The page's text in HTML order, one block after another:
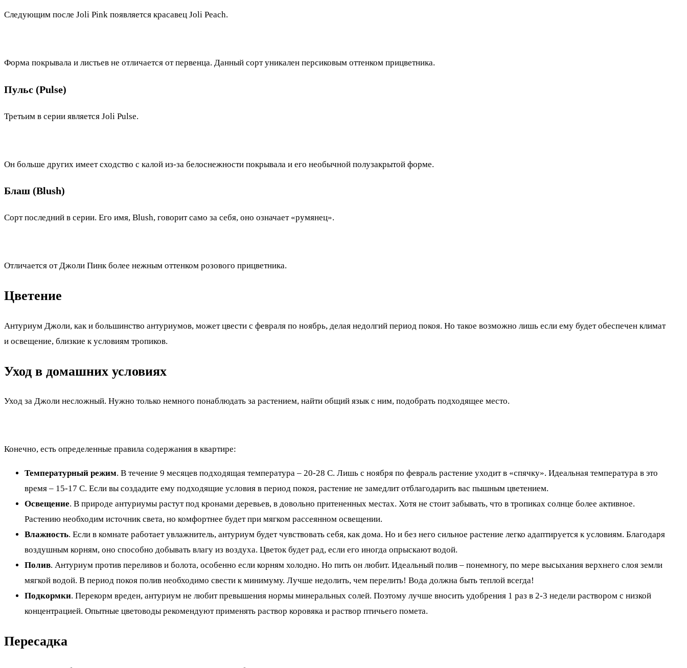
Следующим после Joli Pink появляется красавец Joli Peach.
Форма покрывала и листьев не отличается от первенца. Данный сорт уникален персиковым оттенком прицветника.
Пульс (Pulse)
Третьим в серии является Joli Pulse.
Он больше других имеет сходство с калой из-за белоснежности покрывала и его необычной полузакрытой форме.
Блаш (Blush)
Сорт последний в серии. Его имя, Blush, говорит само за себя, оно означает «румянец».
Отличается от Джоли Пинк более нежным оттенком розового прицветника.
Цветение
Антуриум Джоли, как и большинство антуриумов, может цвести с февраля по ноябрь, делая недолгий период покоя. Но такое возможно лишь если ему будет обеспечен климат
и освещение, близкие к условиям тропиков.
Уход в домашних условиях
Уход за Джоли несложный. Нужно только немного понаблюдать за растением, найти общий язык с ним, подобрать подходящее место.
Конечно, есть определенные правила содержания в квартире:
Температурный режим. В течение 9 месяцев подходящая температура – 20-28 С. Лишь с ноября по февраль растение уходит в «спячку». Идеальная температура в это
время – 15-17 С. Если вы создадите ему подходящие условия в период покоя, растение не замедлит отблагодарить вас пышным цветением.
Освещение. В природе антуриумы растут под кронами деревьев, в довольно притененных местах. Хотя не стоит забывать, что в тропиках солнце более активное.
Растению необходим источник света, но комфортнее будет при мягком рассеянном освещении.
Влажность. Если в комнате работает увлажнитель, антуриум будет чувствовать себя, как дома. Но и без него сильное растение легко адаптируется к условиям. Благодаря
воздушным корням, оно способно добывать влагу из воздуха. Цветок будет рад, если его иногда опрыскают водой.
Полив. Антуриум против переливов и болота, особенно если корням холодно. Но пить он любит. Идеальный полив – понемногу, по мере высыхания верхнего слоя земли
мягкой водой. В период покоя полив необходимо свести к минимуму. Лучше недолить, чем перелить! Вода должна быть теплой всегда!
Подкормки. Перекорм вреден, антуриум не любит превышения нормы минеральных солей. Поэтому лучше вносить удобрения 1 раз в 2-3 недели раствором с низкой
концентрацией. Опытные цветоводы рекомендуют применять раствор коровяка и раствор птичьего помета.
Пересадка